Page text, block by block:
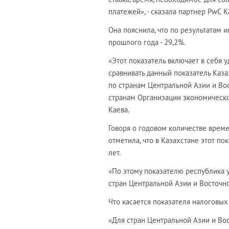
платежей», - сказала партнер PwC
Она пояснила, что по результатам
прошлого года - 29,2%.
«Этот показатель включает в
сравнивать данный показатель
по странам Центральной Азии и
странам Организации
Каева.
Говоря о годовом количестве
отметила, что в Казахстане этот
лет.
«По этому показателю республика
стран Центральной Азии и
Что касается показателя
«Для стран Центральной Азии и